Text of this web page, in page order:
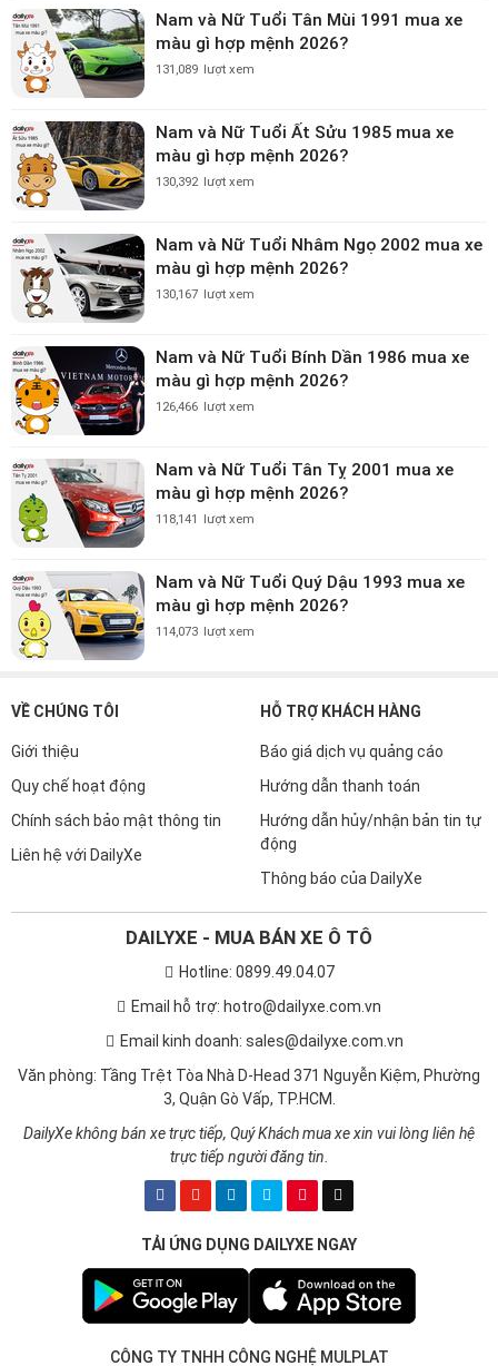
Nam và Nữ Tuổi Tân Mùi 1991 mua xe
màu gì hợp mệnh 2026?
131,089 lượt xem
Nam và Nữ Tuổi Ất Sửu 1985 mua xe
màu gì hợp mệnh 2026?
130,392 lượt xem
Nam và Nữ Tuổi Nhâm Ngọ 2002 mua xe
màu gì hợp mệnh 2026?
130,167 lượt xem
Nam và Nữ Tuổi Bính Dần 1986 mua xe
màu gì hợp mệnh 2026?
126,466 lượt xem
Nam và Nữ Tuổi Tân Tỵ 2001 mua xe
màu gì hợp mệnh 2026?
118,141 lượt xem
Nam và Nữ Tuổi Quý Dậu 1993 mua xe
màu gì hợp mệnh 2026?
114,073 lượt xem
VỀ CHÚNG TÔI
Giới thiệu
Quy chế hoạt động
Chính sách bảo mật thông tin
Liên hệ với DailyXe
HỖ TRỢ KHÁCH HÀNG
Báo giá dịch vụ quảng cáo
Hướng dẫn thanh toán
Hướng dẫn hủy/nhận bản tin tự
động
Thông báo của DailyXe
DAILYXE - MUA BÁN XE Ô TÔ
Hotline: 0899.49.04.07
Email hỗ trợ: hotro@dailyxe.com.vn
Email kinh doanh: sales@dailyxe.com.vn
Văn phòng: Tầng Trệt Tòa Nhà D-Head 371 Nguyễn Kiệm, Phường
3, Quận Gò Vấp, TP.HCM.
DailyXe không bán xe trực tiếp, Quý Khách mua xe xin vui lòng liên hệ
trực tiếp người đăng tin.
TẢI ỨNG DỤNG DAILYXE NGAY
CÔNG TY TNHH CÔNG NGHỆ MULPLAT